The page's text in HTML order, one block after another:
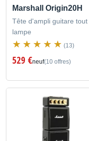
Marshall Origin20H
Tête d'ampli guitare tout
lampe
(13)
529 €neuf(10 offres)